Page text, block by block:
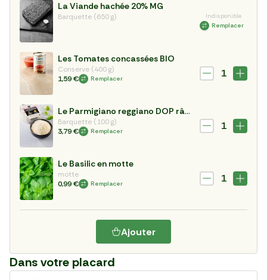
La Viande hachée 20% MG
Barquette (650 g)
Indisponible
Remplacer
Les Tomates concassées BIO
Conserve (400 g)
1,59 €
Remplacer 1
Le Parmigiano reggiano DOP râpé 24 mois
Barquette (100 g)
3,79 €
Remplacer 1
Le Basilic en motte
motte
0,99 €
Remplacer 1
Ajouter
Dans votre placard